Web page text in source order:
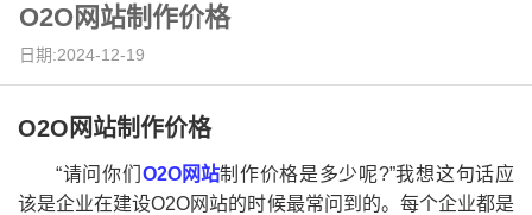
O2O网站制作价格
日期:2024-12-19
O2O网站制作价格
“请问你们 O2O网站制作价格是多少呢?”我想这句话应
该是企业在建设O2O网站的时候最常问到的。每个企业都是